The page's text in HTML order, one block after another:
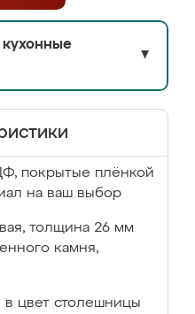
кухонные
▼
покрытые плёнкой
на ваш выбор
толщина 26 мм
камня,
цвет столешницы